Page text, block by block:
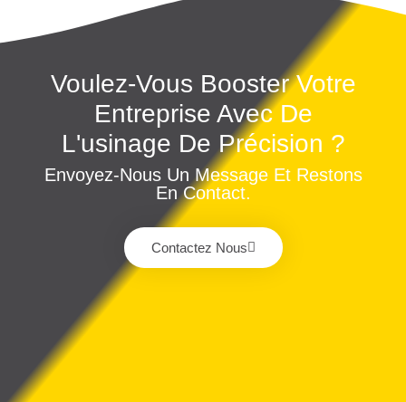
Voulez-Vous Booster Votre
Entreprise Avec De
L'usinage De Précision ?
Envoyez-Nous Un Message Et Restons
En Contact.
Contactez Nous